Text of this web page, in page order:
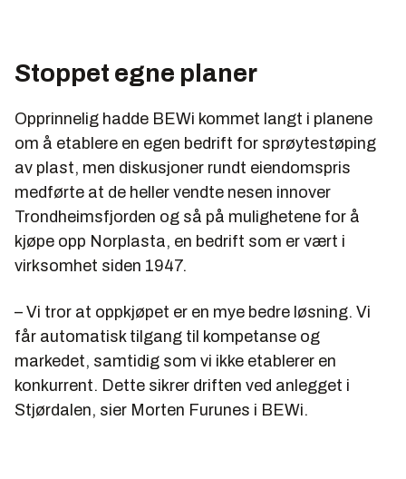
Stoppet egne planer
Opprinnelig hadde BEWi kommet langt i planene
om å etablere en egen bedrift for sprøytestøping
av plast, men diskusjoner rundt eiendomspris
medførte at de heller vendte nesen innover
Trondheimsfjorden og så på mulighetene for å
kjøpe opp Norplasta, en bedrift som er vært i
virksomhet siden 1947.
– Vi tror at oppkjøpet er en mye bedre løsning. Vi
får automatisk tilgang til kompetanse og
markedet, samtidig som vi ikke etablerer en
konkurrent. Dette sikrer driften ved anlegget i
Stjørdalen, sier Morten Furunes i BEWi.